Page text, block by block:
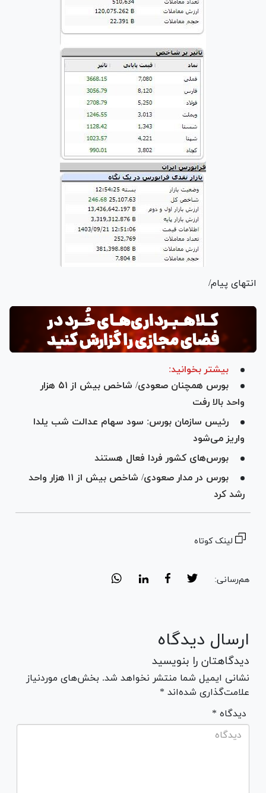
انتهای پیام/
بیشتر بخوانید:
بورس همچنان صعودی/ شاخص بیش از ۵۱ هزار
واحد بالا رفت
رئیس سازمان بورس: سود سهام عدالت شب یلدا
واریز می‌شود
بورس‌های کشور فردا فعال هستند
بورس در مدار صعودی/ شاخص بیش از ۱۱ هزار واحد
رشد کرد
لینک کوتاه
هم‌رسانی:
ارسال دیدگاه
دیدگاهتان را بنویسید
نشانی ایمیل شما منتشر نخواهد شد. بخش‌های موردنیاز
علامت‌گذاری شده‌اند *
* دیدگاه